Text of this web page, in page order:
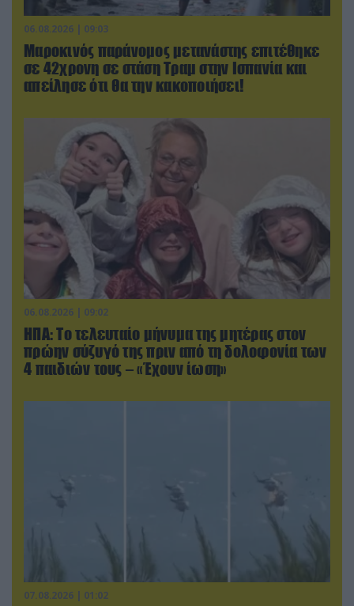
06.08.2026 | 09:03
Μαροκινός παράνομος μετανάστης επιτέθηκε
σε 42χρονη σε στάση Τραμ στην Ισπανία και
απείλησε ότι θα την κακοποιήσει!
06.08.2026 | 09:02
ΗΠΑ: Το τελευταίο μήνυμα της μητέρας στον
πρώην σύζυγό της πριν από τη δολοφονία των
4 παιδιών τους – «Έχουν ίωση»
07.08.2026 | 01:02